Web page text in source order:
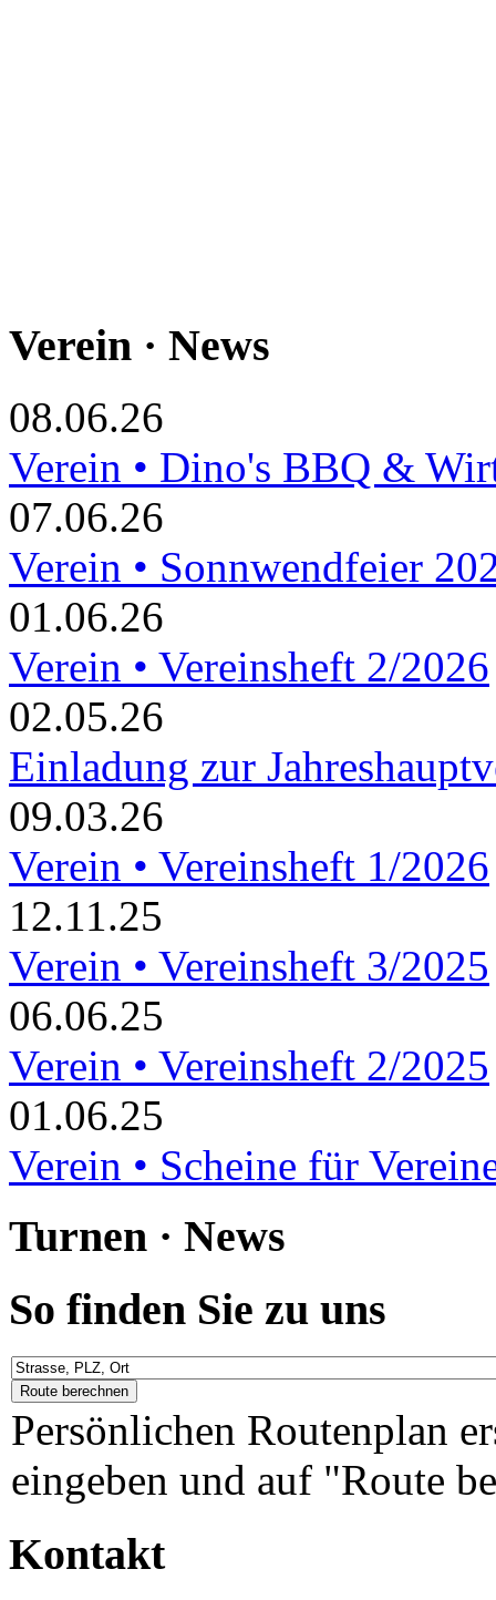
Verein · News
08.06.26
Verein • Dino's BBQ &
07.06.26
Verein • Sonnwendfeier
01.06.26
Verein • Vereinsheft 2/2026
02.05.26
Einladung zur
09.03.26
Verein • Vereinsheft 1/2026
12.11.25
Verein • Vereinsheft 3/2025
06.06.25
Verein • Vereinsheft 2/2025
01.06.25
Verein • Scheine für
Turnen · News
So finden Sie zu uns
Persönlichen Routenplan
eingeben und auf "Route
Kontakt